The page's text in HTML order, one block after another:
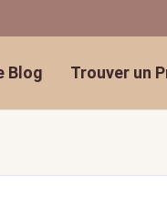
Blog Trouver un